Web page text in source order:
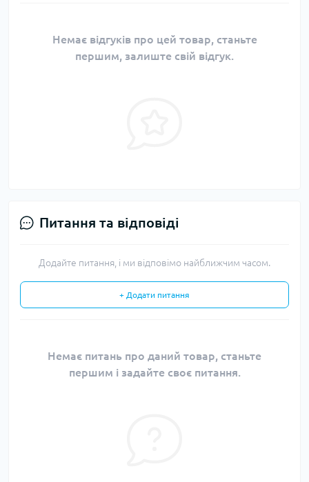
Немає відгуків про цей товар, станьте
першим, залиште свій відгук.
Питання та відповіді
Додайте питання, і ми відповімо найближчим часом.
+ Додати питання
Немає питань про даний товар, станьте
першим і задайте своє питання.